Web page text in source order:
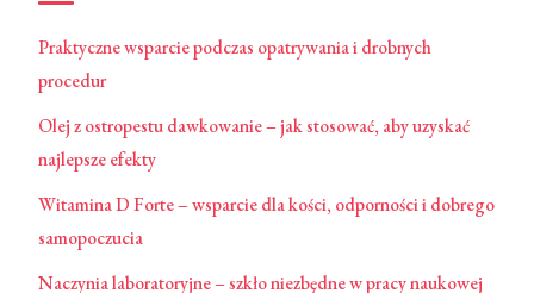
Praktyczne wsparcie podczas opatrywania i drobnych
procedur
Olej z ostropestu dawkowanie – jak stosować, aby uzyskać
najlepsze efekty
Witamina D Forte – wsparcie dla kości, odporności i dobrego
samopoczucia
Naczynia laboratoryjne – szkło niezbędne w pracy naukowej